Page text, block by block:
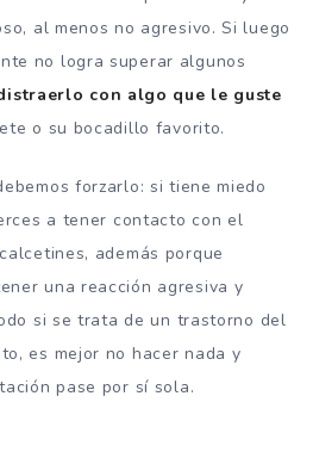
al menos no agresivo. Si luego
no logra superar algunos
con algo que le guste
o su bocadillo favorito.
forzarlo: si tiene miedo
a tener contacto con el
además porque
una reacción agresiva y
si se trata de un trastorno del
es mejor no hacer nada y
pase por sí sola.